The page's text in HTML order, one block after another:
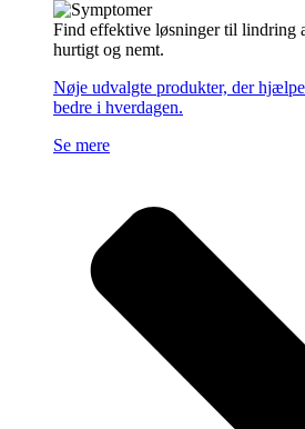
Find effektive løsninger til lindring
hurtigt og nemt.
Nøje udvalgte produkter, der
bedre i hverdagen.
Se mere